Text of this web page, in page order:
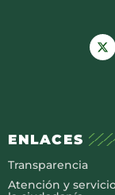
ENLACES
Transparencia
Atención y